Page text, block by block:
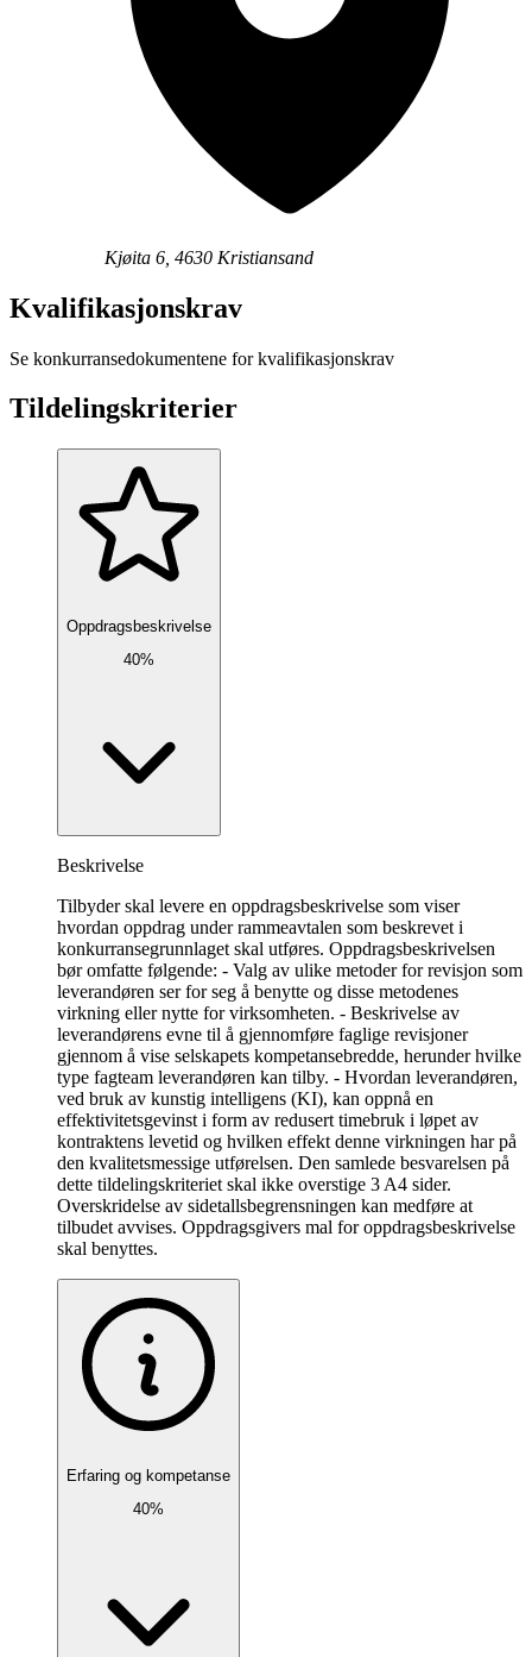
Kjøita 6, 4630 Kristiansand
Kvalifikasjonskrav
Se konkurransedokumentene for kvalifikasjonskrav
Tildelingskriterier
Oppdragsbeskrivelse
40%
Beskrivelse
Tilbyder skal levere en oppdragsbeskrivelse som viser
hvordan oppdrag under rammeavtalen som beskrevet i
konkurransegrunnlaget skal utføres. Oppdragsbeskrivelsen
bør omfatte følgende: - Valg av ulike metoder for revisjon som
leverandøren ser for seg å benytte og disse metodenes
virkning eller nytte for virksomheten. - Beskrivelse av
leverandørens evne til å gjennomføre faglige revisjoner
gjennom å vise selskapets kompetansebredde, herunder hvilke
type fagteam leverandøren kan tilby. - Hvordan leverandøren,
ved bruk av kunstig intelligens (KI), kan oppnå en
effektivitetsgevinst i form av redusert timebruk i løpet av
kontraktens levetid og hvilken effekt denne virkningen har på
den kvalitetsmessige utførelsen. Den samlede besvarelsen på
dette tildelingskriteriet skal ikke overstige 3 A4 sider.
Overskridelse av sidetallsbegrensningen kan medføre at
tilbudet avvises. Oppdragsgivers mal for oppdragsbeskrivelse
skal benyttes.
Erfaring og kompetanse
40%